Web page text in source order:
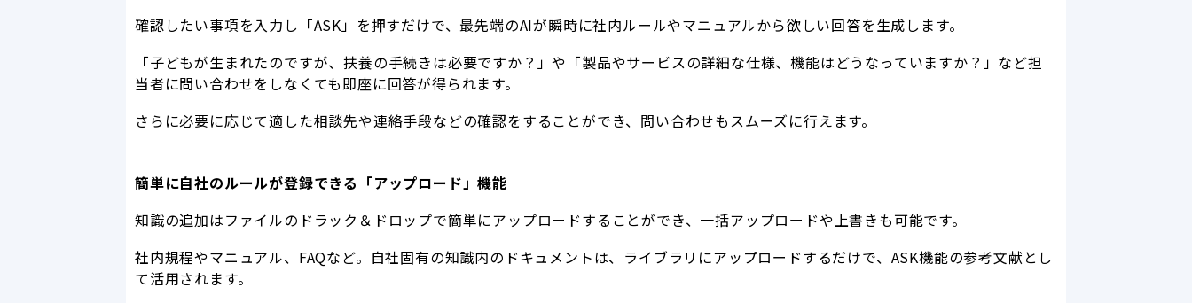
確認したい事項を入力し「ASK」を押すだけで、最先端のAIが瞬時に社内ルールやマニュアルから欲しい回答を生成します。
「子どもが生まれたのですが、扶養の手続きは必要ですか？」や「製品やサービスの詳細な仕様、機能はどうなっていますか？」など担
当者に問い合わせをしなくても即座に回答が得られます。
さらに必要に応じて適した相談先や連絡手段などの確認をすることができ、問い合わせもスムーズに行えます。
簡単に自社のルールが登録できる「アップロード」機能
知識の追加はファイルのドラック＆ドロップで簡単にアップロードすることができ、一括アップロードや上書きも可能です。
社内規程やマニュアル、FAQなど。自社固有の知識内のドキュメントは、ライブラリにアップロードするだけで、ASK機能の参考文献とし
て活用されます。